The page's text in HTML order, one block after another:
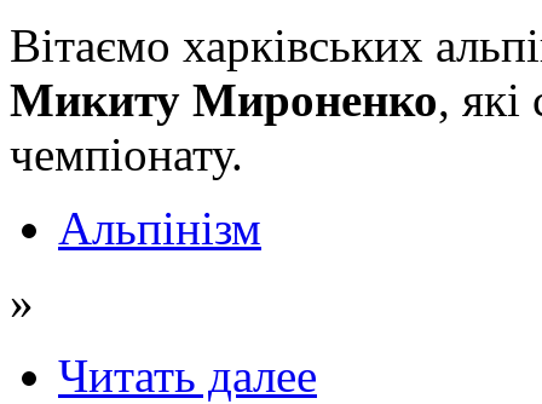
Вітаємо харківських
Микиту Мироненко,
чемпіонату.
Альпінізм
»
Читать далее